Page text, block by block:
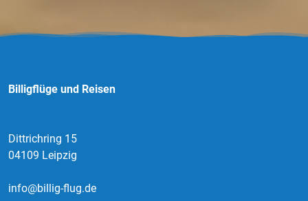
Billigflüge und Reisen
Dittrichring 15
04109 Leipzig
info@billig-flug.de